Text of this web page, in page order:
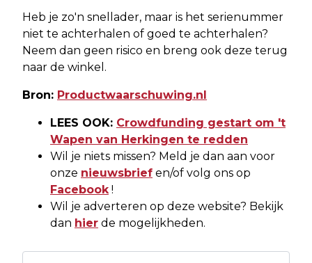
Heb je zo'n snellader, maar is het serienummer
niet te achterhalen of goed te achterhalen?
Neem dan geen risico en breng ook deze terug
naar de winkel.
Bron: Productwaarschuwing.nl
LEES OOK: Crowdfunding gestart om 't
Wapen van Herkingen te redden
Wil je niets missen? Meld je dan aan voor
onze nieuwsbrief en/of volg ons op
Facebook !
Wil je adverteren op deze website? Bekijk
dan hier de mogelijkheden.